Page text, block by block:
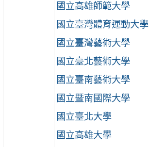
國立高雄師範大學
國立臺灣體育運動大學
國立臺灣藝術大學
國立臺北藝術大學
國立臺南藝術大學
國立暨南國際大學
國立臺北大學
國立高雄大學